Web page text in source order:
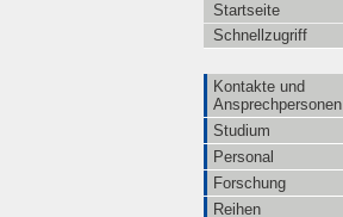
Startseite
Schnellzugriff
Kontakte und
Ansprechpersonen
Studium
Personal
Forschung
Reihen